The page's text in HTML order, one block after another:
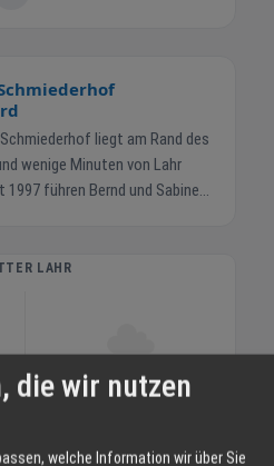
wenige Minuten von Lahr
führen Bernd und Sabine
in Mutterkuhhaltung auf
und Sie erhalten Produkte mit
Herkunft. Im Hofladen
Rind- und Schweinefleisch,
und weitere Erzeugnisse aus
Betriebe und
LAHR
SO 5 km/h 20:55
die wir nutzen
welche Information wir über Sie